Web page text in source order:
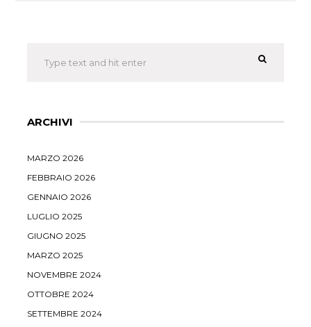
ARCHIVI
MARZO 2026
FEBBRAIO 2026
GENNAIO 2026
LUGLIO 2025
GIUGNO 2025
MARZO 2025
NOVEMBRE 2024
OTTOBRE 2024
SETTEMBRE 2024